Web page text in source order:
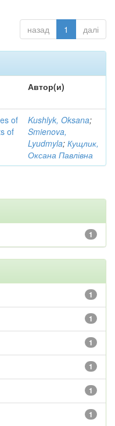
назад 1 далі
Автор(и)
of
of
Kushlyk, Oksana;
Smienova,
Lyudmyla; Кущлик,
Оксана Павлівна
1
1
1
1
1
1
1